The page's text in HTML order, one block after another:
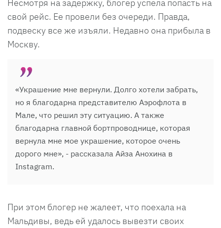
Несмотря на задержку, блогер успела попасть на
свой рейс. Ее провели без очереди. Правда,
подвеску все же изъяли. Недавно она прибыла в
Москву.
«Украшение мне вернули. Долго хотели забрать,
но я благодарна представителю Аэрофлота в
Мале, что решил эту ситуацию. А также
благодарна главной бортпроводнице, которая
вернула мне мое украшение, которое очень
дорого мне», - рассказала Айза Анохина в
Instagram.
При этом блогер не жалеет, что поехала на
Мальдивы, ведь ей удалось вывезти своих